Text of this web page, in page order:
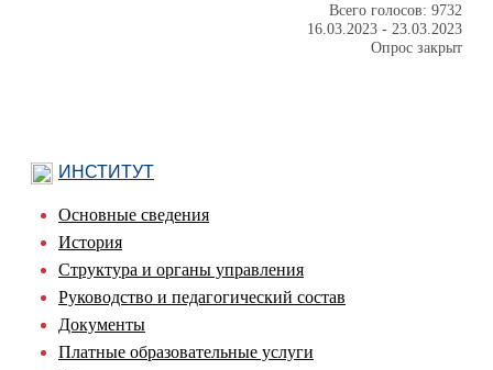
Всего голосов: 9732
16.03.2023 - 23.03.2023
Опрос закрыт
ИНСТИТУТ
Основные сведения
История
Структура и органы управления
Руководство и педагогический состав
Документы
Платные образовательные услуги